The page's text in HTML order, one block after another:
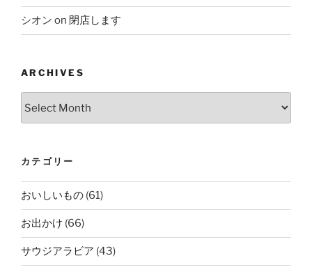
シオン on 閉店します
ARCHIVES
カテゴリー
おいしいもの (61)
お出かけ (66)
サウジアラビア (43)